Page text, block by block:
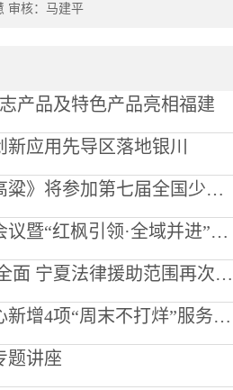
审核：马建平
产品及特色产品亮相福建
应用先导区落地银川
宁夏现代京剧《红高粱》将参加第七届全国少数民族文艺会演
全市人民法庭工作会议暨“红枫引领·全域并进”项目创建推进会召开
维权更便捷 保障更全面 宁夏法律援助范围再次“扩容”
固原市政务服务中心新增4项“周末不打烊”服务事项
题讲座